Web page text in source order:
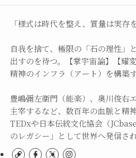
「様式は時代を整え、質量は実存
自我を捨て、極限の「石の理性」
出すのを待つ。【掌宇宙論】【耀
精神のインフラ（アート）を構築す
豊嶋彌左衞門（能楽）、奥川俊右
主宰するなど、数百年の血脈と精
TEDxや日本伝統文化協会（
のレガシー」として世界へ発信され